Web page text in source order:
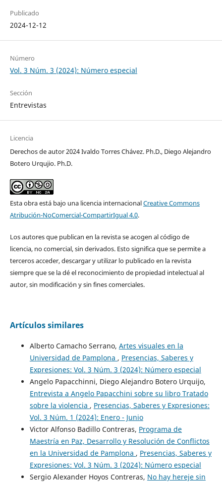
Publicado
2024-12-12
Número
Vol. 3 Núm. 3 (2024): Número especial
Sección
Entrevistas
Licencia
Derechos de autor 2024 Ivaldo Torres Chávez. Ph.D., Diego Alejandro
Botero Urqujio. Ph.D.
Esta obra está bajo una licencia internacionalCreative Commons
Atribución-NoComercial-CompartirIgual 4.0.
Los autores que publican en la revista se acogen al código de
licencia, no comercial, sin derivados. Esto significa que se permite a
terceros acceder, descargar y utilizar lo publicado en la revista
siempre que se la dé el reconocimiento de propiedad intelectual al
autor, sin modificación y sin fines comerciales.
Artículos similares
Alberto Camacho Serrano, Artes visuales en la
Universidad de Pamplona , Presencias, Saberes y
Expresiones: Vol. 3 Núm. 3 (2024): Número especial
Angelo Papacchinni, Diego Alejandro Botero Urquijo,
Entrevista a Angelo Papacchini sobre su libro Tratado
sobre la violencia , Presencias, Saberes y Expresiones:
Vol. 3 Núm. 1 (2024): Enero - Junio
Victor Alfonso Badillo Contreras, Programa de
Maestría en Paz, Desarrollo y Resolución de Conflictos
en la Universidad de Pamplona , Presencias, Saberes y
Expresiones: Vol. 3 Núm. 3 (2024): Número especial
Sergio Alexander Hoyos Contreras, No hay hereje sin